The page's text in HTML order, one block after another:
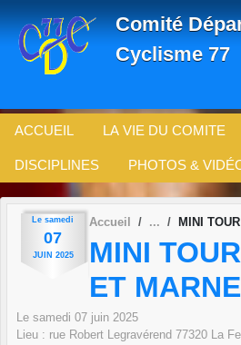
Comité
Cyclisme 77
ACCUEIL LA VIE DU COMITE
DISCIPLINES PHOTOS &
Le samedi
07
JUIN 2025
Accueil MINI
MINI
ET MARNE
Le samedi 07 juin 2025
Lieu : rue Robert Legravérend 77320 La